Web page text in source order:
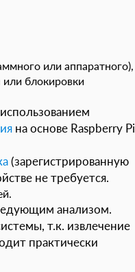
или аппаратного),
или блокировки
на основе Raspberry Pi
(зарегистрированную
не требуется.
анализом.
т.к. извлечение
практически